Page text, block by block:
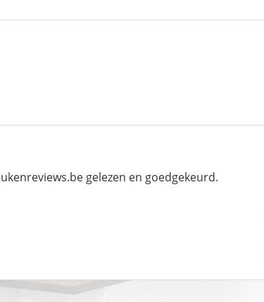
gelezen en goedgekeurd.